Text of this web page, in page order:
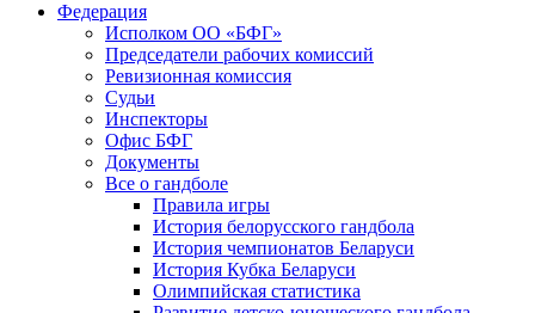
Федерация
Исполком ОО «БФГ»
Председатели рабочих комиссий
Ревизионная комиссия
Судьи
Инспекторы
Офис БФГ
Документы
Все о гандболе
Правила игры
История белорусского гандбола
История чемпионатов Беларуси
История Кубка Беларуси
Олимпийская статистика